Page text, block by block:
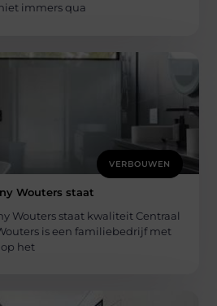
immers qua
VERBOUWEN
Wouters staat
Wouters staat kwaliteit Centraal
is een familiebedrijf met
het